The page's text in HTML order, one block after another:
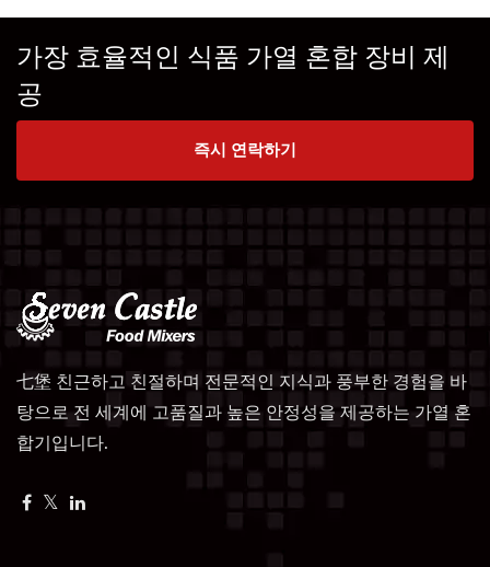
가장 효율적인 식품 가열 혼합 장비 제
공
즉시 연락하기
七堡 친근하고 친절하며 전문적인 지식과 풍부한 경험을 바
탕으로 전 세계에 고품질과 높은 안정성을 제공하는 가열 혼
합기입니다.